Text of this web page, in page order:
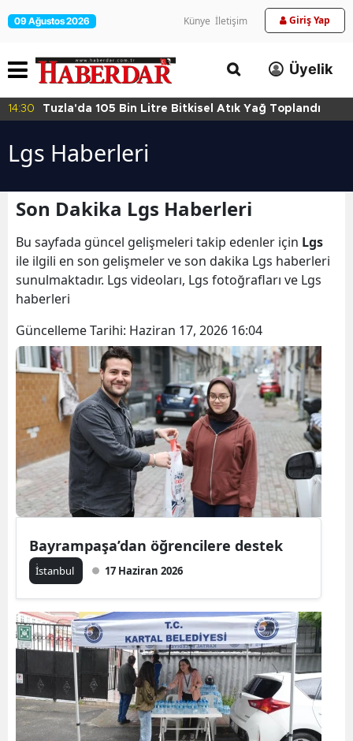
09 Ağustos 2026 Künye İletişim Giriş Yap
Üyelik
105 Bin Litre Bitkisel Atık Yağ Toplandı 14:27
Lgs Haberleri
Son Dakika Lgs Haberleri
Bu sayfada güncel gelişmeleri takip edenler için Lgs
ile ilgili en son gelişmeler ve son dakika Lgs haberleri
sunulmaktadır. Lgs videoları, Lgs fotoğrafları ve Lgs
haberleri
Güncelleme Tarihi: Haziran 17, 2026 16:04
Bayrampaşa’dan öğrencilere destek
İ̇stanbul 17 Haziran 2026